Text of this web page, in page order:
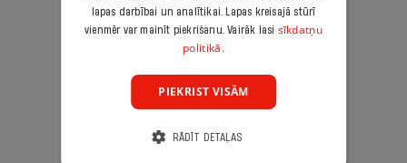
KOMPLEKTS IR + LASIS
Ģimenes komplekts – aizraujošs
lasāmžurnāls bērniem un analītiska
lasāmviela vecākiem.
lapas darbībai un analītikai. Lapas kreisajā stūrī
vienmēr var mainīt piekrišanu. Vairāk lasi sīkdatņu
politikā.
PIEKRIST VISĀM
RĀDĪT DETAĻAS